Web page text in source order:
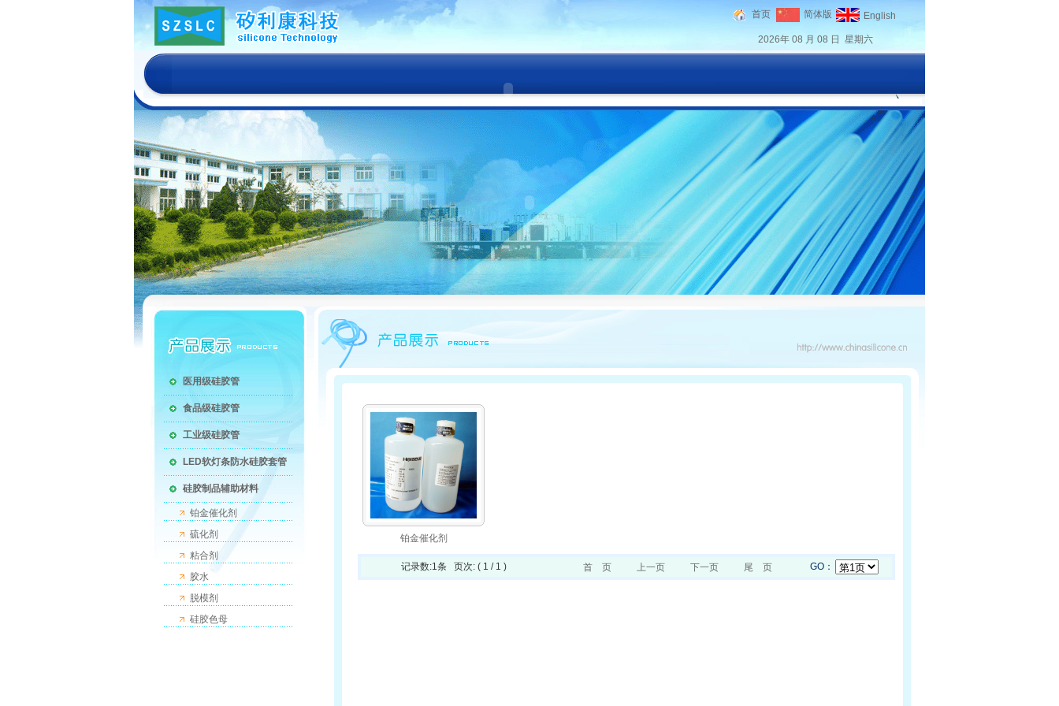
首页 简体版 English
2026年 08 月 08 日 星期六
医用级硅胶管
食品级硅胶管
工业级硅胶管
LED软灯条防水硅胶套管
硅胶制品辅助材料
铂金催化剂
硫化剂
粘合剂
胶水
脱模剂
硅胶色母
铂金催化剂
记录数:1条 页次: ( 1 / 1 ) 首 页 上一页 下一页 尾 页 GO：